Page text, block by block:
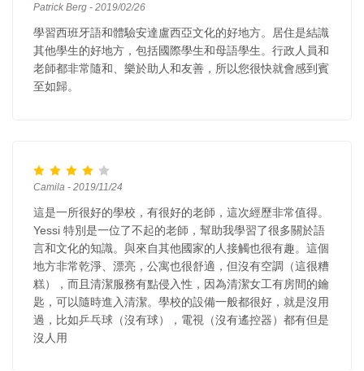
Patrick Berg - 2019/02/26
學習西班牙語和體驗安達盧西亞文化的好地方。居住是結識
其他學生的好地方，包括國際學生和母語學生。行政人員和
老師都非常隨和、樂於助人和友善，所以您很快就會感到賓
至如歸。
Camila - 2019/11/24
這是一所很好的學校，有很好的老師，這次經歷非常值得。
Yessi 特別是一位了不起的老師，幫助我學習了很多關於語
言和文化的知識。與來自其他國家的人接觸也很有趣。這個
地方非常乾淨、漂亮，公寓也很舒適，但沒有空調（這很糟
糕），而且清潔服務有點侵入性，因為清潔女工有房間的鑰
匙，可以隨時進入清潔。學校的設備一般都很好，就是沒用
過，比如乒乓球（沒有球），電視（沒有遙控器）都有但是
沒人用